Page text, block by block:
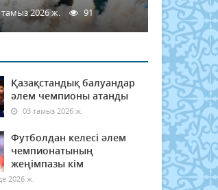
2026 ж. 91
Қазақстандық балуандар
әлем чемпионы атанды
03 тамыз 2026 ж.
Футболдан келесі әлем
чемпионатының
жеңімпазы кім
2026 ж.